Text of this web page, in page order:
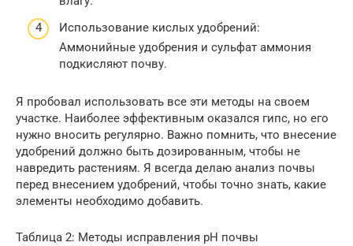
Использование кислых удобрений:
Аммонийные удобрения и сульфат аммония
подкисляют почву.
Я пробовал использовать все эти методы на своем
участке. Наиболее эффективным оказался гипс, но его
нужно вносить регулярно. Важно помнить, что внесение
удобрений должно быть дозированным, чтобы не
навредить растениям. Я всегда делаю анализ почвы
перед внесением удобрений, чтобы точно знать, какие
элементы необходимо добавить.
Таблица 2: Методы исправления pH почвы